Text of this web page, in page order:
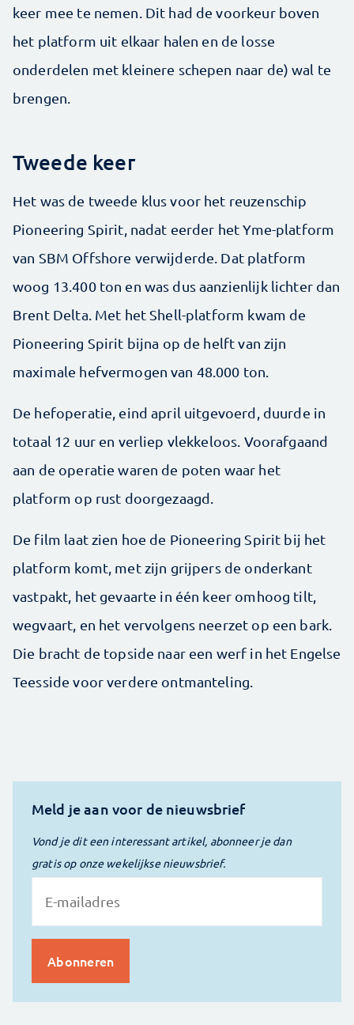
keer mee te nemen. Dit had de voorkeur boven
het platform uit elkaar halen en de losse
onderdelen met kleinere schepen naar de) wal te
brengen.
Tweede keer
Het was de tweede klus voor het reuzenschip
Pioneering Spirit, nadat eerder het Yme-platform
van SBM Offshore verwijderde. Dat platform
woog 13.400 ton en was dus aanzienlijk lichter dan
Brent Delta. Met het Shell-platform kwam de
Pioneering Spirit bijna op de helft van zijn
maximale hefvermogen van 48.000 ton.
De hefoperatie, eind april uitgevoerd, duurde in
totaal 12 uur en verliep vlekkeloos. Voorafgaand
aan de operatie waren de poten waar het
platform op rust doorgezaagd.
De film laat zien hoe de Pioneering Spirit bij het
platform komt, met zijn grijpers de onderkant
vastpakt, het gevaarte in één keer omhoog tilt,
wegvaart, en het vervolgens neerzet op een bark.
Die bracht de topside naar een werf in het Engelse
Teesside voor verdere ontmanteling.
Meld je aan voor de nieuwsbrief
Vond je dit een interessant artikel, abonneer je dan
gratis op onze wekelijkse nieuwsbrief.